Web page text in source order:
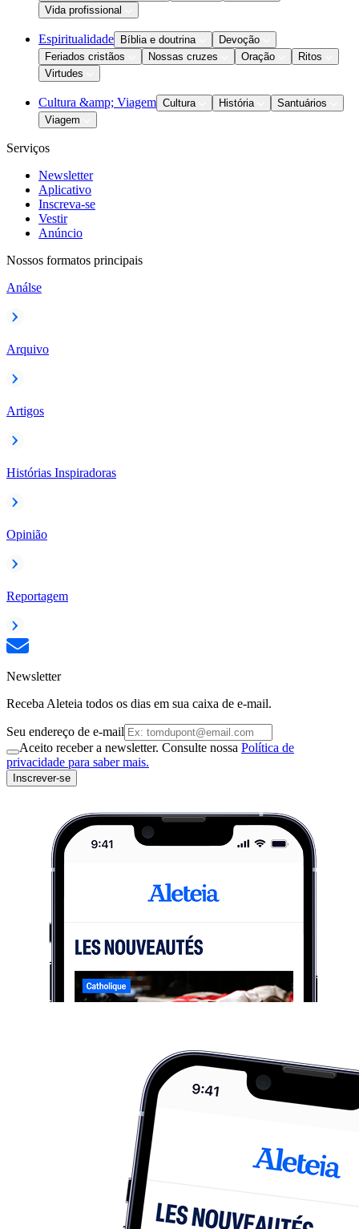
Vida profissional
Espiritualidade Bíblia e doutrina
Devoção
Feriados cristãos
Nossas cruzes Oração
Ritos
Virtudes
Cultura &amp; Viagem Cultura História
Santuários
Viagem
Serviços
Newsletter
Aplicativo
Inscreva-se
Vestir
Anúncio
Nossos formatos principais
Análse
Arquivo
Artigos
Histórias Inspiradoras
Opinião
Reportagem
Newsletter
Receba Aleteia todos os dias em sua caixa de e-mail.
Seu endereço de e-mail
Aceito receber a newsletter. Consulte nossa Política de
privacidade para saber mais.
Inscrever-se